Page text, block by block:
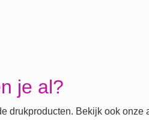
je al?
drukproducten. Bekijk ook onze